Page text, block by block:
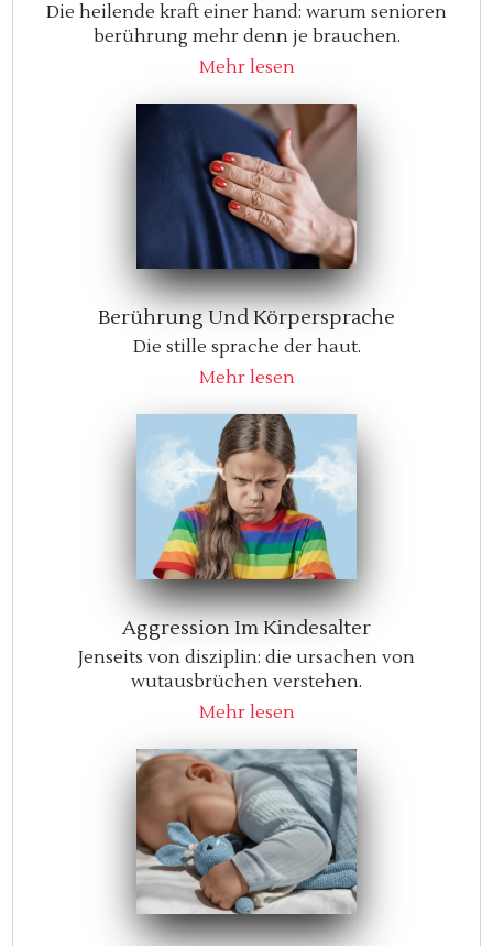
Die heilende kraft einer hand: warum senioren
berührung mehr denn je brauchen.
Mehr lesen
Berührung Und Körpersprache
Die stille sprache der haut.
Mehr lesen
Aggression Im Kindesalter
Jenseits von disziplin: die ursachen von
wutausbrüchen verstehen.
Mehr lesen